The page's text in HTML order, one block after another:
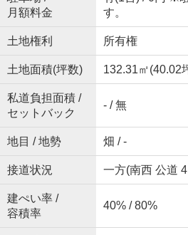
月額料金
す。
土地権利 所有権
土地面積(坪数) 132.31㎡(40.02
私道負担面積 /
セットバック
- / 無
地目 / 地勢 畑 / -
接道状況 一方(南西 公道
建ぺい率 /
容積率
40% / 80%